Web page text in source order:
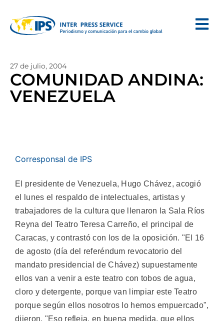
27 de julio, 2004
COMUNIDAD ANDINA:
VENEZUELA
Corresponsal de IPS
El presidente de Venezuela, Hugo Chávez, acogió
el lunes el respaldo de intelectuales, artistas y
trabajadores de la cultura que llenaron la Sala Ríos
Reyna del Teatro Teresa Carreño, el principal de
Caracas, y contrastó con los de la oposición. "El 16
de agosto (día del referéndum revocatorio del
mandato presidencial de Chávez) supuestamente
ellos van a venir a este teatro con tobos de agua,
cloro y detergente, porque van limpiar este Teatro
porque según ellos nosotros lo hemos empuercado",
dijeron. "Eso refleja, en buena medida, que ellos